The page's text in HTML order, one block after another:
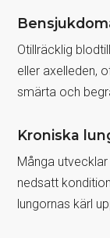
Otillräcklig
eller axelleden,
smärta och
Kroniska
Många
nedsatt
lungornas kärl